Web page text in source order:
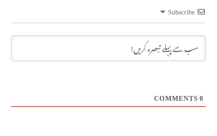
Subscribe
0
COMMENTS